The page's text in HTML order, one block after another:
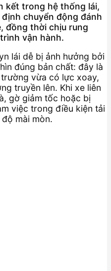
kết trong hệ thống lái,
chuyển động đánh
đồng thời chịu rung
vận hành.
lái dễ bị ảnh hưởng bởi
đúng bản chất: đây là
vừa có lực xoay,
truyền lên. Khi xe liên
gờ giảm tốc hoặc bị
việc trong điều kiện tải
mài mòn.